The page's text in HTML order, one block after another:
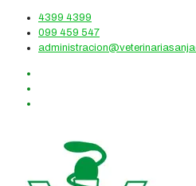
4399 4399
099 459 547